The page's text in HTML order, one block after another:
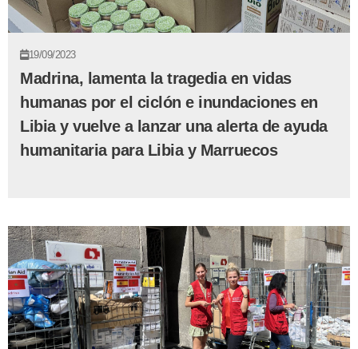
19/09/2023
Madrina, lamenta la tragedia en vidas
humanas por el ciclón e inundaciones en
Libia y vuelve a lanzar una alerta de ayuda
humanitaria para Libia y Marruecos